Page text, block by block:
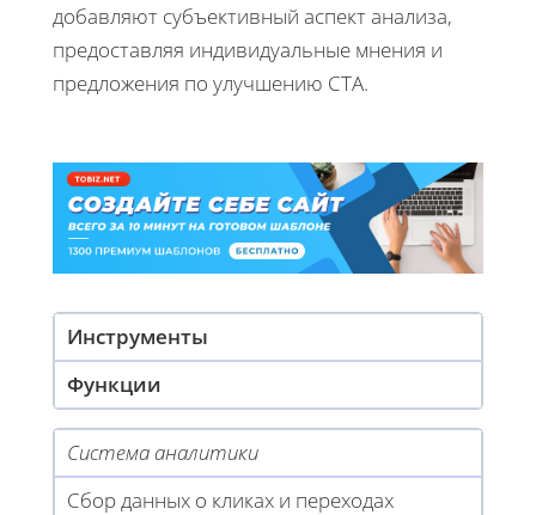
добавляют субъективный аспект анализа,
предоставляя индивидуальные мнения и
предложения по улучшению CTA.
Инструменты
Функции
Система аналитики
Сбор данных о кликах и переходах